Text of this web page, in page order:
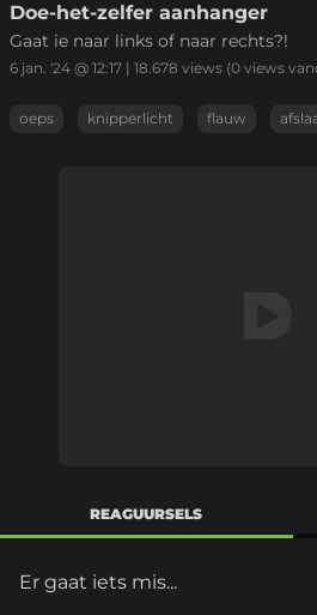
Link kopiëren
Doe-het-zelfer aanhanger
Gaat ie naar links of naar rechts?!
6 jan. '24 @ 12:17 | 18.678 views (0 views
oeps knipperlicht flauw
REAGUURSELS
Er gaat iets mis...